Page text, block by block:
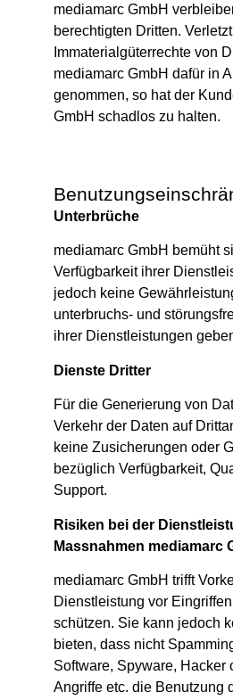
mediamarc GmbH
berechtigten Dritten.
Immaterialgüterrechte von
mediamarc GmbH dafür in
genommen, so hat der
GmbH schadlos zu halten.
Unterbrüche
mediamarc GmbH bemüht
Verfügbarkeit ihrer
jedoch keine
unterbruchs- und
ihrer Dienstleistungen
Dienste Dritter
Für die Generierung von
Verkehr der Daten auf
keine Zusicherungen oder
bezüglich Verfügbarkeit,
Support.
Risiken bei der
Massnahmen mediamarc
mediamarc GmbH trifft
Dienstleistung vor
schützen. Sie kann jedoch
bieten, dass nicht
Software, Spyware, Hacker
Angriffe etc. die Benutzung